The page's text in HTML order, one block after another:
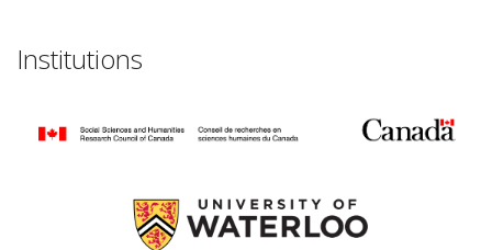
Institutions